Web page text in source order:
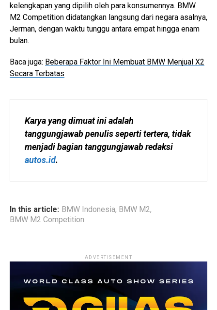
kelengkapan yang dipilih oleh para konsumennya. BMW
M2 Competition didatangkan langsung dari negara asalnya,
Jerman, dengan waktu tunggu antara empat hingga enam
bulan.
Baca juga: Beberapa Faktor Ini Membuat BMW Menjual X2
Secara Terbatas
Karya yang dimuat ini adalah
tanggungjawab penulis seperti tertera, tidak
autos.id.
In this article: BMW Indonesia, BMW M2,
BMW M2 Competition
ADVERTISEMENT